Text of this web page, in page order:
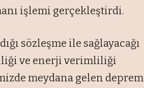
işlemi gerçekleştirdi.
sözleşme ile sağlayacağı
ve enerji verimliliği
meydana gelen deprem